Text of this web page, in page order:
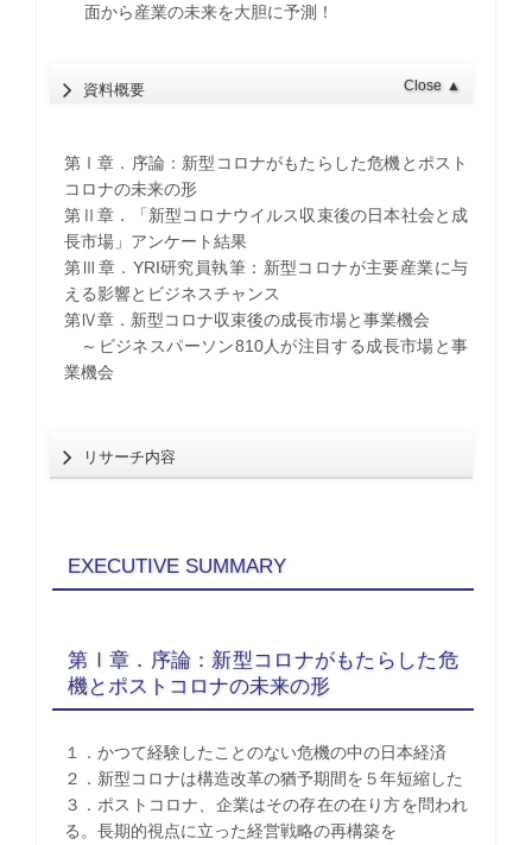
面から産業の未来を大胆に予測！
資料概要 Close ▲
第Ⅰ章．序論：新型コロナがもたらした危機とポスト
コロナの未来の形
第Ⅱ章．「新型コロナウイルス収束後の日本社会と成
長市場」アンケート結果
第Ⅲ章．YRI研究員執筆：新型コロナが主要産業に与
える影響とビジネスチャンス
第Ⅳ章．新型コロナ収束後の成長市場と事業機会
～ビジネスパーソン810人が注目する成長市場と事
業機会
リサーチ内容
EXECUTIVE SUMMARY
第Ⅰ章．序論：新型コロナがもたらした危
機とポストコロナの未来の形
１．かつて経験したことのない危機の中の日本経済
２．新型コロナは構造改革の猶予期間を５年短縮した
３．ポストコロナ、企業はその存在の在り方を問われ
る。長期的視点に立った経営戦略の再構築を